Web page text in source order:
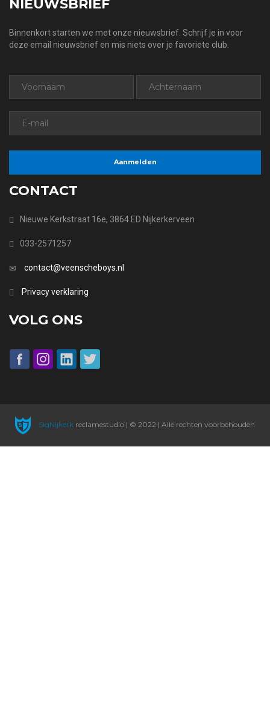
NIEUWSBRIEF
Binnenkort starten we met onze nieuwsbrief. Schrijf je in voor
deze email nieuwsbrief en mis niets over je favoriete club.
CONTACT
Nieuwe Kerkstraat 16e, 3864 ED Nijkerkerveen
033-2571257
contact@veenscheboys.nl
Privacy verklaring
VOLG ONS
SigNijkerkreclamestudio | © 2022 | Alle rechten voorbehouden